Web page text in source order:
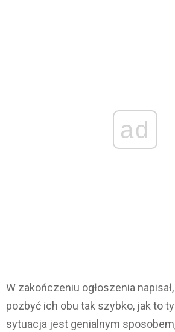
ad
W zakończeniu ogłoszenia
pozbyć ich obu tak szybko, jak to
sytuacja jest genialnym